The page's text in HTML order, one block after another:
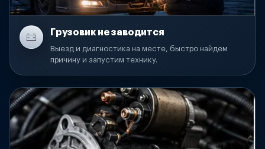
Грузовик не заводится
Выезд и диагностика на месте, быстро найдем
причину и запустим технику.